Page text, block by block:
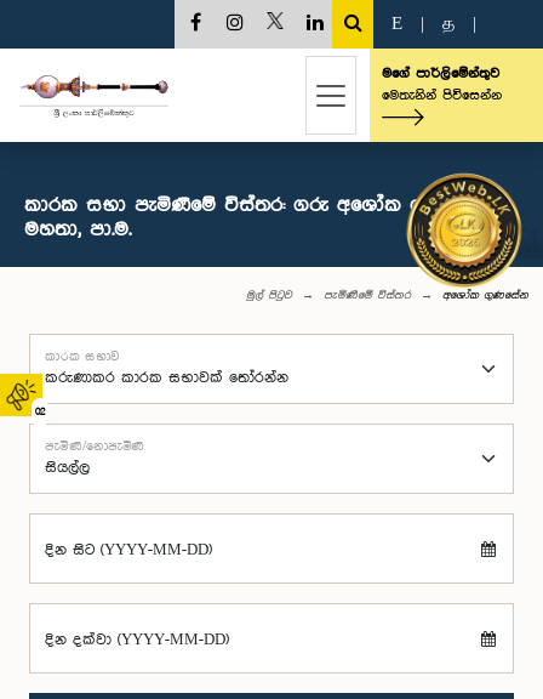
02
E த
මගේ පාර්ලිමේන්තුව
මෙතැනින් පිවිසෙන්න
කාරක සභා පැමිණීමේ විස්තර: ගරු අශෝක ගුණසේන
මහතා, පා.ම.
මුල් පිටුව පැමිණීමේ විස්තර අශෝක ගුණසේන
කාරක සභාව
පැමිණි/නොපැමිණි
දින සිට (YYYY-MM-DD)
දින දක්වා (YYYY-MM-DD)